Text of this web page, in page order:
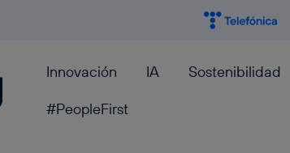
Innovación IA Sostenibilidad
#PeopleFirst